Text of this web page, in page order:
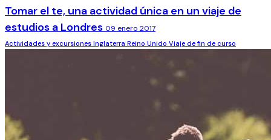
Tomar el te, una actividad única en un viaje de
estudios a Londres 09 enero 2017
Actividades y excursiones Inglaterra Reino Unido Viaje de fin de curso